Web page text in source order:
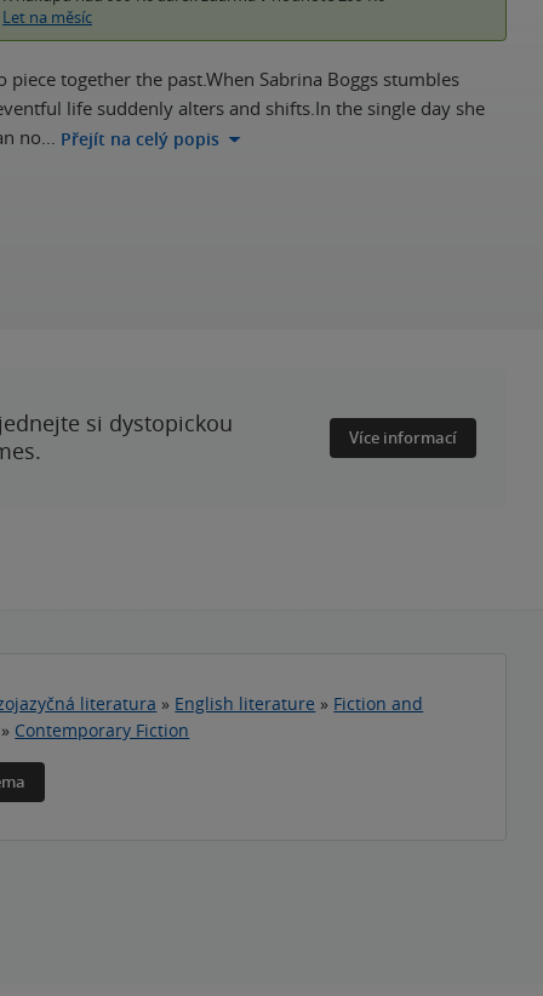
Let na měsíc
together the past.When Sabrina Boggs stumbles
life suddenly alters and shifts.In the single day she
no… Přejít na celý popis
si dystopickou
Více informací
literatura » English literature » Fiction and
» Contemporary Fiction